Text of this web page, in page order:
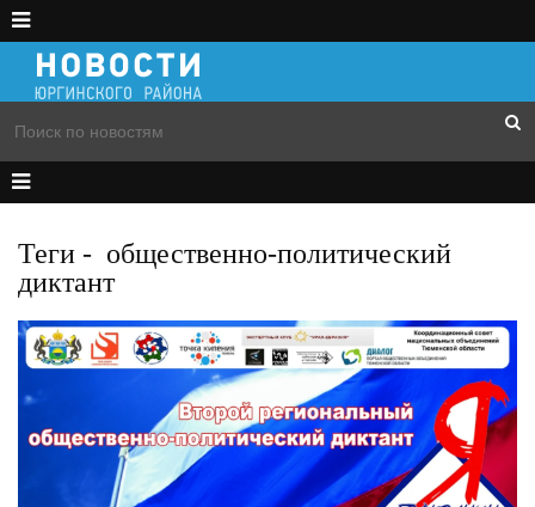
Теги - общественно-политический
диктант